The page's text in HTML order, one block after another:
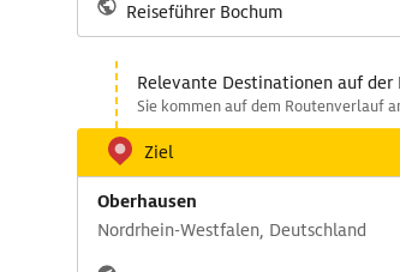
Reiseführer Bochum
Relevante Destinationen auf der
Sie kommen auf dem Routenverlauf
Ziel
Oberhausen
Nordrhein-Westfalen, Deutschland